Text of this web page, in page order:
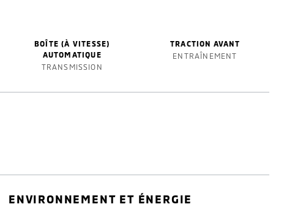
BOÎTE (À VITESSE)
AUTOMATIQUE
TRANSMISSION
TRACTION AVANT
ENTRAÎNEMENT
ENVIRONNEMENT ET ÉNERGIE